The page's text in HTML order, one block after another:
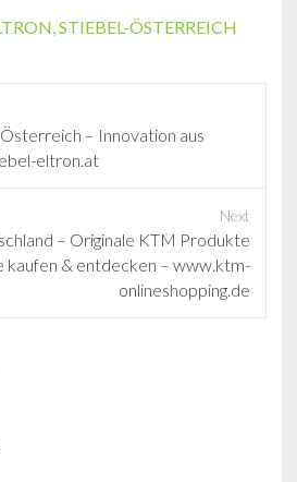
,STIEBEL-ÖSTERREICH
– Innovation aus
eltron.at
Next
– Originale KTM Produkte
kaufen & entdecken – www.ktm-
onlineshopping.de